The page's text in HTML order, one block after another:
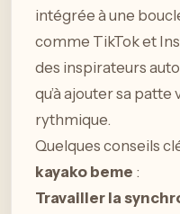
intégrée à une
comme TikTok et
des inspirateurs
qu’à ajouter sa patte
rythmique.
Quelques conseils
kayako beme :
Travailler la